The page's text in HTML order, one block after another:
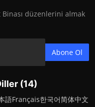
Binası düzenlerini almak
Abone Ol
(14)
語Français한국어简体中文